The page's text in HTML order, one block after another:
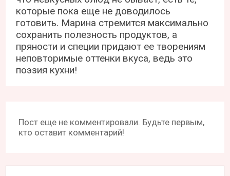
которые пока еще не доводилось
готовить. Марина стремится максимально
сохранить полезность продуктов, а
пряности и специи придают ее творениям
неповторимые оттенки вкуса, ведь это
поэзия кухни!
Пост еще не комментировали. Будьте первым,
кто оставит комментарий!